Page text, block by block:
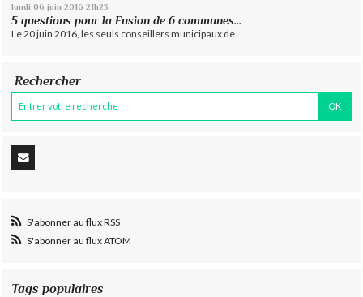
lundi 06 juin 2016 21h23
5 questions pour la Fusion de 6 communes…
Le 20 juin 2016, les seuls conseillers municipaux de...
Rechercher
S'abonner au flux RSS
S'abonner au flux ATOM
Tags populaires